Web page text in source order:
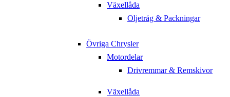
Växellåda
Oljetråg & Packningar
Övriga Chrysler
Motordelar
Drivremmar & Remskivor
Växellåda